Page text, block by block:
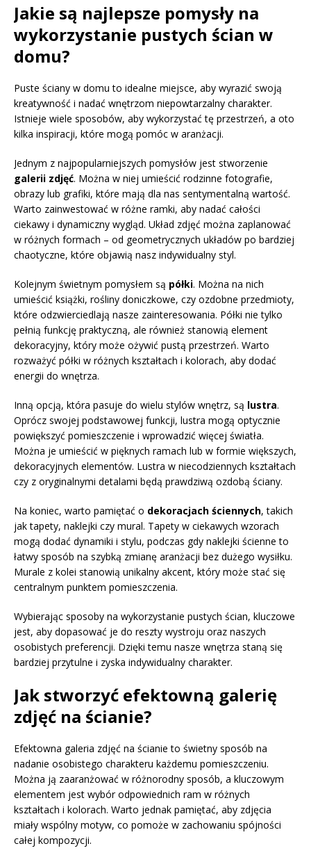
Jakie są najlepsze pomysły na
wykorzystanie pustych ścian w
domu?
Puste ściany w domu to idealne miejsce, aby wyrazić swoją
kreatywność i nadać wnętrzom niepowtarzalny charakter.
Istnieje wiele sposobów, aby wykorzystać tę przestrzeń, a oto
kilka inspiracji, które mogą pomóc w aranżacji.
Jednym z najpopularniejszych pomysłów jest stworzenie
galerii zdjęć. Można w niej umieścić rodzinne fotografie,
obrazy lub grafiki, które mają dla nas sentymentalną wartość.
Warto zainwestować w różne ramki, aby nadać całości
ciekawy i dynamiczny wygląd. Układ zdjęć można zaplanować
w różnych formach – od geometrycznych układów po bardziej
chaotyczne, które objawią nasz indywidualny styl.
Kolejnym świetnym pomysłem są półki. Można na nich
umieścić książki, rośliny doniczkowe, czy ozdobne przedmioty,
które odzwierciedlają nasze zainteresowania. Półki nie tylko
pełnią funkcję praktyczną, ale również stanowią element
dekoracyjny, który może ożywić pustą przestrzeń. Warto
rozważyć półki w różnych kształtach i kolorach, aby dodać
energii do wnętrza.
Inną opcją, która pasuje do wielu stylów wnętrz, są lustra.
Oprócz swojej podstawowej funkcji, lustra mogą optycznie
powiększyć pomieszczenie i wprowadzić więcej światła.
Można je umieścić w pięknych ramach lub w formie większych,
dekoracyjnych elementów. Lustra w niecodziennych kształtach
czy z oryginalnymi detalami będą prawdziwą ozdobą ściany.
Na koniec, warto pamiętać o dekoracjach ściennych, takich
jak tapety, naklejki czy mural. Tapety w ciekawych wzorach
mogą dodać dynamiki i stylu, podczas gdy naklejki ścienne to
łatwy sposób na szybką zmianę aranżacji bez dużego wysiłku.
Murale z kolei stanowią unikalny akcent, który może stać się
centralnym punktem pomieszczenia.
Wybierając sposoby na wykorzystanie pustych ścian, kluczowe
jest, aby dopasować je do reszty wystroju oraz naszych
osobistych preferencji. Dzięki temu nasze wnętrza staną się
bardziej przytulne i zyska indywidualny charakter.
Jak stworzyć efektowną galerię
zdjęć na ścianie?
Efektowna galeria zdjęć na ścianie to świetny sposób na
nadanie osobistego charakteru każdemu pomieszczeniu.
Można ją zaaranżować w różnorodny sposób, a kluczowym
elementem jest wybór odpowiednich ram w różnych
kształtach i kolorach. Warto jednak pamiętać, aby zdjęcia
miały wspólny motyw, co pomoże w zachowaniu spójności
całej kompozycji.